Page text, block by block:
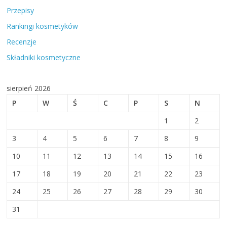
Przepisy
Rankingi kosmetyków
Recenzje
Składniki kosmetyczne
sierpień 2026
P
W Ś C P S
N
1
2
3
4 5 6 7 8
9
10
11 12 13 14 15
16
17
18 19 20 21 22
23
24
25 26 27 28 29
30
31